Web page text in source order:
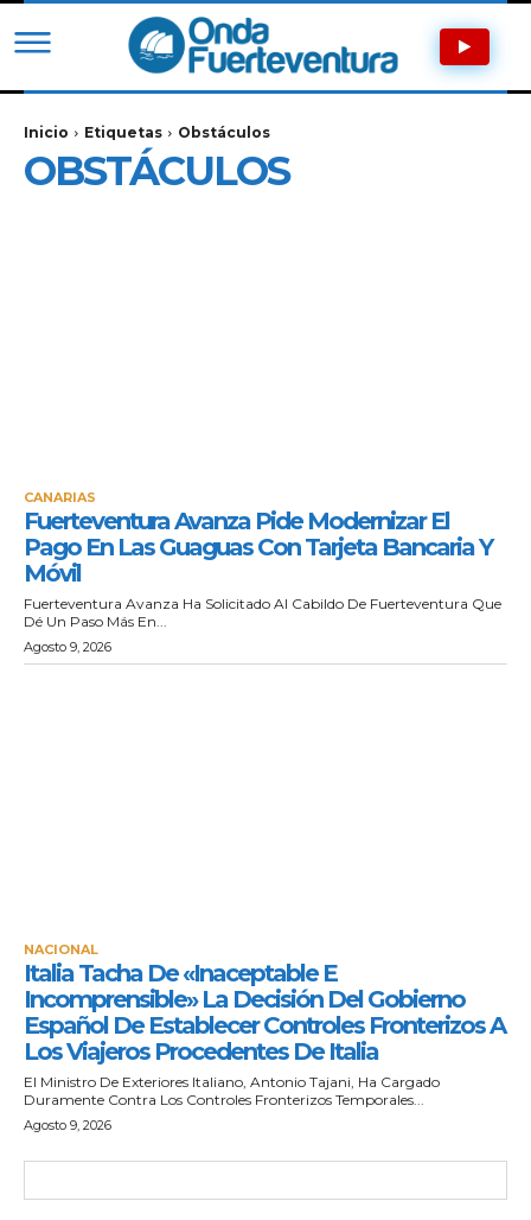
Inicio Etiquetas Obstáculos
OBSTÁCULOS
CANARIAS
Fuerteventura Avanza Pide Modernizar El
Pago En Las Guaguas Con Tarjeta Bancaria Y
Móvil
Fuerteventura Avanza Ha Solicitado Al Cabildo De Fuerteventura Que
Dé Un Paso Más En...
Agosto 9, 2026
NACIONAL
Italia Tacha De «inaceptable E
Incomprensible» La Decisión Del Gobierno
Español De Establecer Controles Fronterizos A
Los Viajeros Procedentes De Italia
El Ministro De Exteriores Italiano, Antonio Tajani, Ha Cargado
Duramente Contra Los Controles Fronterizos Temporales...
Agosto 9, 2026